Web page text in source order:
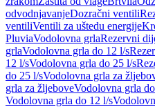
odvodnjavanjeDozračni ventili
ventiliVentili za uštedu energije
PluviaVodolovna grlaRezervni
grlaVodolovna grla do 12 l/s
12 l/sVodolovna grla do 25 l/s
do 25 l/sVodolovna grla za
grla za žljeboveVodolovna grla
Vodolovna grla do 12 l/s